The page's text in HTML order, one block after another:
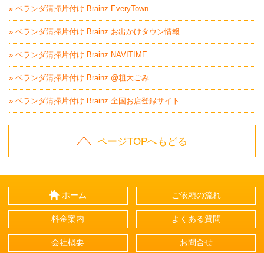
» ベランダ清掃片付け Brainz EveryTown
» ベランダ清掃片付け Brainz お出かけタウン情報
» ベランダ清掃片付け Brainz NAVITIME
» ベランダ清掃片付け Brainz @粗大ごみ
» ベランダ清掃片付け Brainz 全国お店登録サイト
ページTOPへもどる
ホーム ご依頼の流れ
料金案内 よくある質問
会社概要 お問合せ